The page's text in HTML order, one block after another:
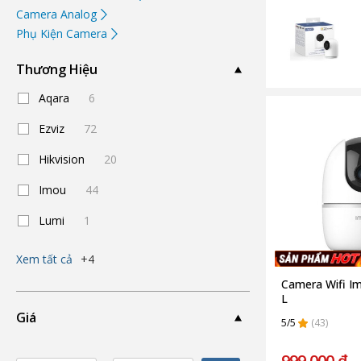
Camera Analog
Phụ Kiện Camera
Thương Hiệu
Aqara
6
Ezviz
72
Hikvision
20
Imou
44
Lumi
1
Xem tất cả +4
Giá
Camera Wifi
L
5/5 (43)